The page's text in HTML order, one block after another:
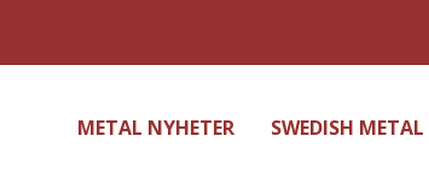
METAL NYHETER SWEDISH METAL